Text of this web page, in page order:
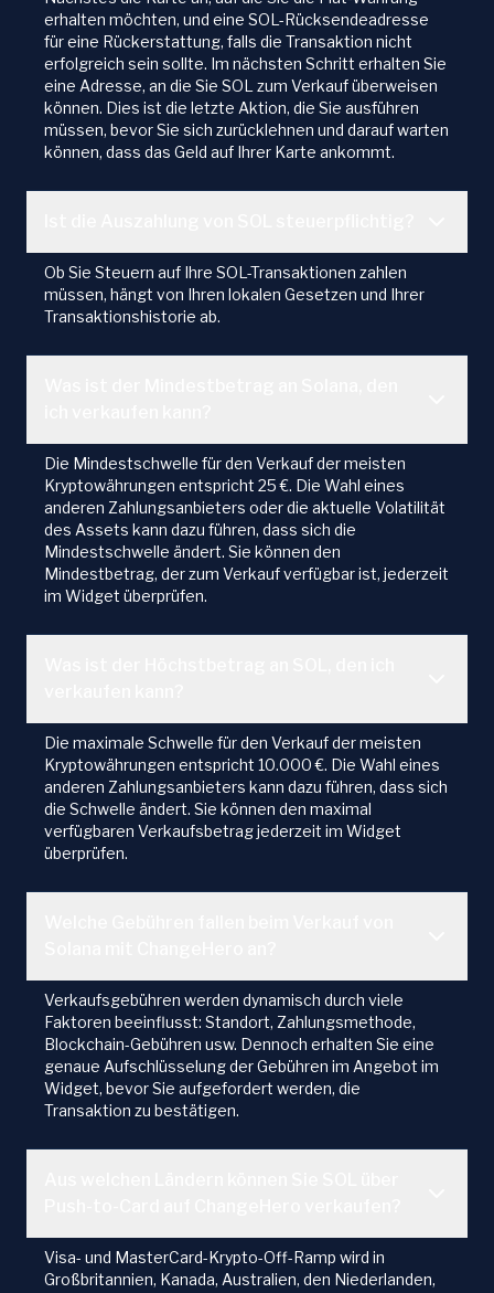
erhalten möchten, und eine SOL-Rücksendeadresse
für eine Rückerstattung, falls die Transaktion nicht
erfolgreich sein sollte. Im nächsten Schritt erhalten Sie
eine Adresse, an die Sie SOL zum Verkauf überweisen
können. Dies ist die letzte Aktion, die Sie ausführen
müssen, bevor Sie sich zurücklehnen und darauf warten
können, dass das Geld auf Ihrer Karte ankommt.
Ob Sie Steuern auf Ihre SOL-Transaktionen zahlen
müssen, hängt von Ihren lokalen Gesetzen und Ihrer
Transaktionshistorie ab.
Die Mindestschwelle für den Verkauf der meisten
Kryptowährungen entspricht 25 €. Die Wahl eines
anderen Zahlungsanbieters oder die aktuelle Volatilität
des Assets kann dazu führen, dass sich die
Mindestschwelle ändert. Sie können den
Mindestbetrag, der zum Verkauf verfügbar ist, jederzeit
im Widget überprüfen.
Die maximale Schwelle für den Verkauf der meisten
Kryptowährungen entspricht 10.000 €. Die Wahl eines
anderen Zahlungsanbieters kann dazu führen, dass sich
die Schwelle ändert. Sie können den maximal
verfügbaren Verkaufsbetrag jederzeit im Widget
überprüfen.
Verkaufsgebühren werden dynamisch durch viele
Faktoren beeinflusst: Standort, Zahlungsmethode,
Blockchain-Gebühren usw. Dennoch erhalten Sie eine
genaue Aufschlüsselung der Gebühren im Angebot im
Widget, bevor Sie aufgefordert werden, die
Transaktion zu bestätigen.
Visa- und MasterCard-Krypto-Off-Ramp wird in
Großbritannien, Kanada, Australien, den Niederlanden,